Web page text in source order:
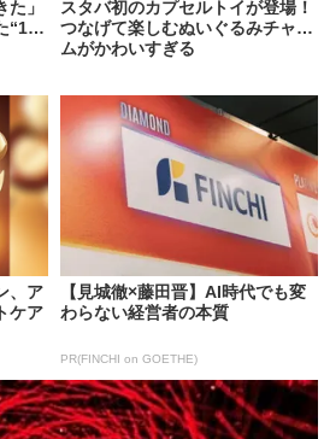
」
“1つ
スタバ初のカプセルトイが登場！
つなげて楽しむぬいぐるみチャー
ムがかわいすぎる
、ア
ケア
【見城徹×藤田晋】AI時代でも変
わらない経営者の本質
PR(FINCHI on GOETHE)